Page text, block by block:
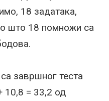
18 задатака,
што 18 помножи са
завршног теста
10,8 = 33,2 од